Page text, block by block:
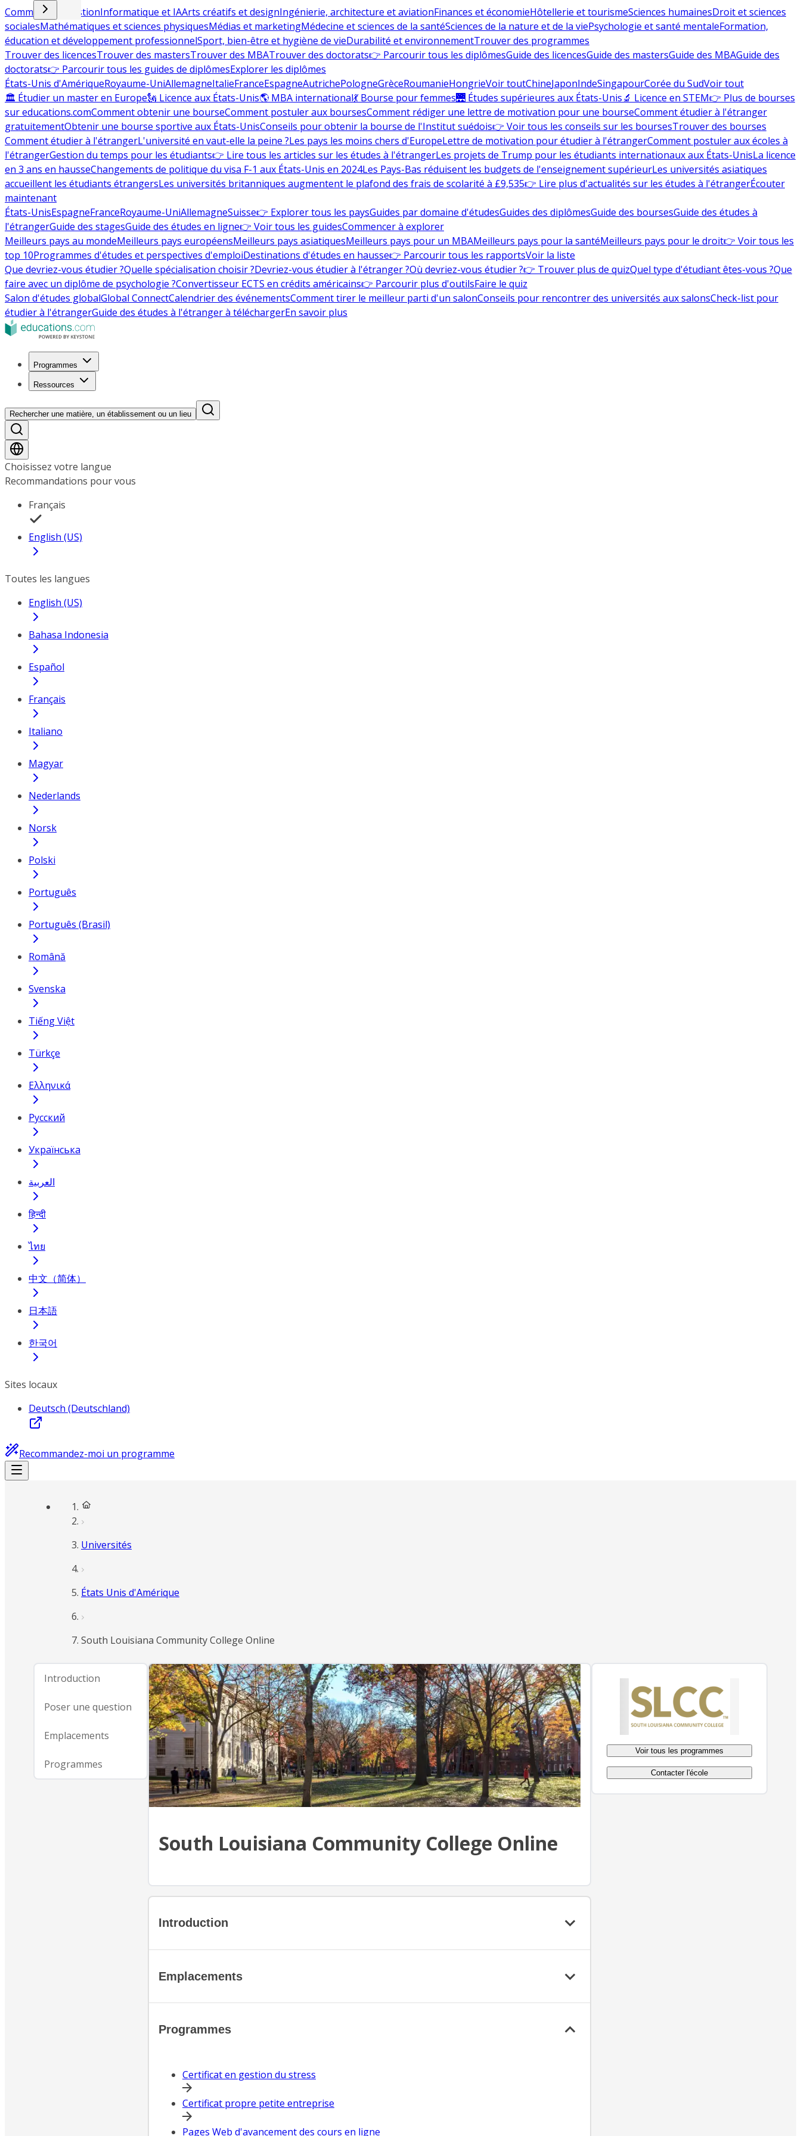
Commerce et gestionInformatique et IAArts créatifs et designIngénierie, architecture et aviationFinances et économieHôtellerie et tourismeSciences humainesDroit et sciences
socialesMathématiques et sciences physiquesMédias et marketingMédecine et sciences de la santéSciences de la nature et de la viePsychologie et santé mentaleFormation,
éducation et développement professionnelSport, bien-être et hygiène de vieDurabilité et environnementTrouver des programmes
Trouver des licencesTrouver des mastersTrouver des MBATrouver des doctorats👉 Parcourir tous les diplômesGuide des licencesGuide des mastersGuide des MBAGuide des
doctorats👉 Parcourir tous les guides de diplômesExplorer les diplômes
États-Unis d'AmériqueRoyaume-UniAllemagneItalieFranceEspagneAutrichePologneGrèceRoumanieHongrieVoir toutChineJaponIndeSingapourCorée du SudVoir tout
🏛 Étudier un master en Europe🗽 Licence aux États-Unis🌎 MBA international💃 Bourse pour femmes🌉 Études supérieures aux États-Unis🔬 Licence en STEM👉 Plus de bourses
sur educations.comComment obtenir une bourseComment postuler aux boursesComment rédiger une lettre de motivation pour une bourseComment étudier à l'étranger
gratuitementObtenir une bourse sportive aux États-UnisConseils pour obtenir la bourse de l'Institut suédois👉 Voir tous les conseils sur les boursesTrouver des bourses
Comment étudier à l'étrangerL'université en vaut-elle la peine ?Les pays les moins chers d'EuropeLettre de motivation pour étudier à l'étrangerComment postuler aux écoles à
l'étrangerGestion du temps pour les étudiants👉 Lire tous les articles sur les études à l'étrangerLes projets de Trump pour les étudiants internationaux aux États-UnisLa licence
en 3 ans en hausseChangements de politique du visa F-1 aux États-Unis en 2024Les Pays-Bas réduisent les budgets de l'enseignement supérieurLes universités asiatiques
accueillent les étudiants étrangersLes universités britanniques augmentent le plafond des frais de scolarité à £9,535👉 Lire plus d'actualités sur les études à l'étrangerÉcouter
maintenant
États-UnisEspagneFranceRoyaume-UniAllemagneSuisse👉 Explorer tous les paysGuides par domaine d'étudesGuides des diplômesGuide des boursesGuide des études à
l'étrangerGuide des stagesGuide des études en ligne👉 Voir tous les guidesCommencer à explorer
Meilleurs pays au mondeMeilleurs pays européensMeilleurs pays asiatiquesMeilleurs pays pour un MBAMeilleurs pays pour la santéMeilleurs pays pour le droit👉 Voir tous les
top 10Programmes d'études et perspectives d'emploiDestinations d'études en hausse👉 Parcourir tous les rapportsVoir la liste
Que devriez-vous étudier ?Quelle spécialisation choisir ?Devriez-vous étudier à l'étranger ?Où devriez-vous étudier ?👉 Trouver plus de quizQuel type d'étudiant êtes-vous ?Que
faire avec un diplôme de psychologie ?Convertisseur ECTS en crédits américains👉 Parcourir plus d'outilsFaire le quiz
Salon d'études globalGlobal ConnectCalendrier des événementsComment tirer le meilleur parti d'un salonConseils pour rencontrer des universités aux salonsCheck-list pour
étudier à l'étrangerGuide des études à l'étranger à téléchargerEn savoir plus
Programmes
Ressources
Rechercher une matière, un établissement ou un lieu
Choisissez votre langue
Recommandations pour vous
Français
English (US)
Toutes les langues
English (US)
Bahasa Indonesia
Español
Français
Italiano
Magyar
Nederlands
Norsk
Polski
Português
Português (Brasil)
Română
Svenska
Tiếng Việt
Türkçe
Ελληνικά
Русский
Українська
العربية
हिन्दी
ไทย
中文（简体）
日本語
한국어
Sites locaux
Deutsch (Deutschland)
Recommandez-moi un programme
Universités
États Unis d'Amérique
South Louisiana Community College Online
Introduction
Poser une question
Emplacements
Programmes
South Louisiana Community College Online
Introduction
Emplacements
Programmes
Certificat en gestion du stress
Certificat propre petite entreprise
Pages Web d'avancement des cours en ligne
Voir tous les programmes
Contacter l'école